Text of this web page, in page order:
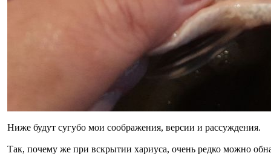
Ниже будут сугубо мои соображения, версии и рассуждения.
Так, почему же при вскрытии хариуса, очень редко можно